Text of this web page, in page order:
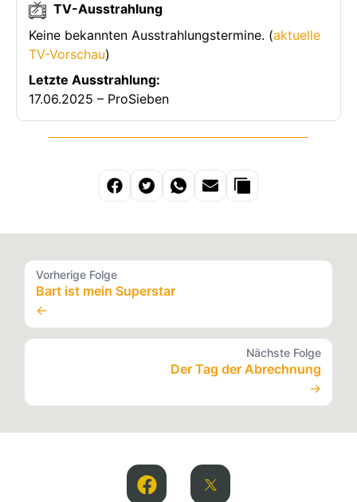
TV-Ausstrahlung
Keine bekannten Ausstrahlungstermine. (aktuelle
TV-Vorschau)
Letzte Ausstrahlung:
17.06.2025 – ProSieben
Vorherige Folge
Bart ist mein Superstar
←
Nächste Folge
Der Tag der Abrechnung
→